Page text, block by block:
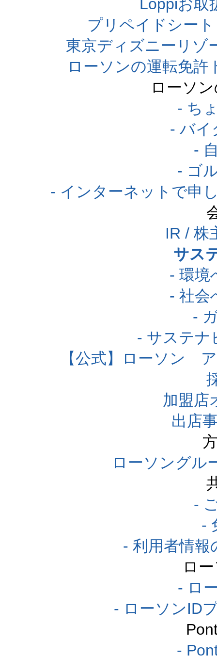
Loppiお取
プリペイドシー
東京ディズニーリゾ
ローソンの運転免
ローソ
- ち
- バイ
-
- ゴ
- インターネットで申
IR / 株
サス
- 環境
- 社会
-
- サステナ
【公式】ローソン
加盟店
出店
ローソングル
-
-
- 利用者情報
ロ
- ロ
- ローソンID
-